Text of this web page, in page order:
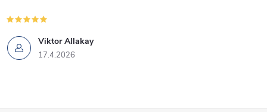
Viktor Allakay
17.4.2026